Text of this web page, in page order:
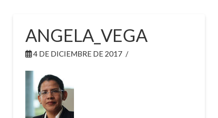
ANGELA_VEGA
4 DE DICIEMBRE DE 2017